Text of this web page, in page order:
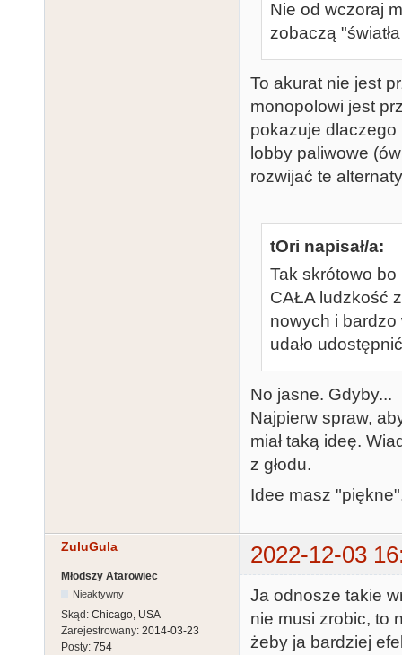
Nie od wczoraj
zobaczą
To akurat nie jest
monopolowi jest
pokazuje dlaczego
lobby paliwowe
rozwijać te
tOri napisał/a:
Tak skrótowo
CAŁA ludzkość
nowych i bardzo
udało
No jasne. Gdyby...
Najpierw spraw,
miał taką ideę.
z głodu.
Idee masz
ZuluGula 2022-12-03
Młodszy Atarowiec
Nieaktywny
Skąd: Chicago, USA
Zarejestrowany: 2014-03-23
Posty: 754
Ja odnosze takie
nie musi zrobic, to
żeby ja bardziej